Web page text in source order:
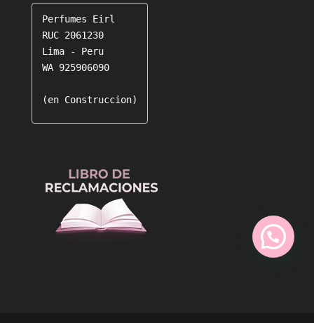
Perfumes Eirl
RUC 2061230
Lima - Peru
WA 925906090
(en Construccion)